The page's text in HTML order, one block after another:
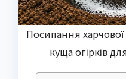
Посипання
куща огірків